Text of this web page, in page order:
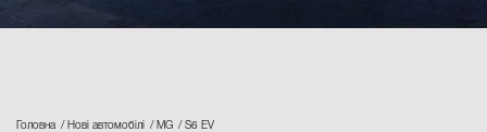
Головна Нові автомобілі MG S6 EV